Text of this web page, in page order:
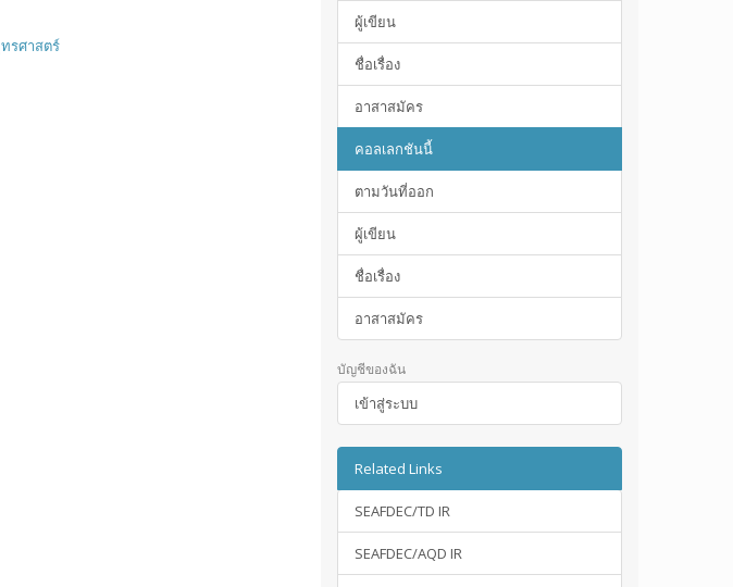
รศาสตร์
ผู้เขียน
ชื่อเรื่อง
อาสาสมัคร
คอลเลกชันนี้
ตามวันที่ออก
ผู้เขียน
ชื่อเรื่อง
อาสาสมัคร
บัญชีของฉัน
เข้าสู่ระบบ
Related Links
SEAFDEC/TD IR
SEAFDEC/AQD IR